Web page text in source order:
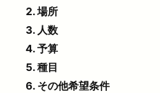
場所
人数
予算
種目
その他希望条件